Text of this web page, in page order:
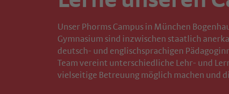
Unser Phorms Campus in München
Gymnasium sind inzwischen staatlich
deutsch- und englischsprachigen
Team vereint unterschiedliche Lehr- und
vielseitige Betreuung möglich machen und